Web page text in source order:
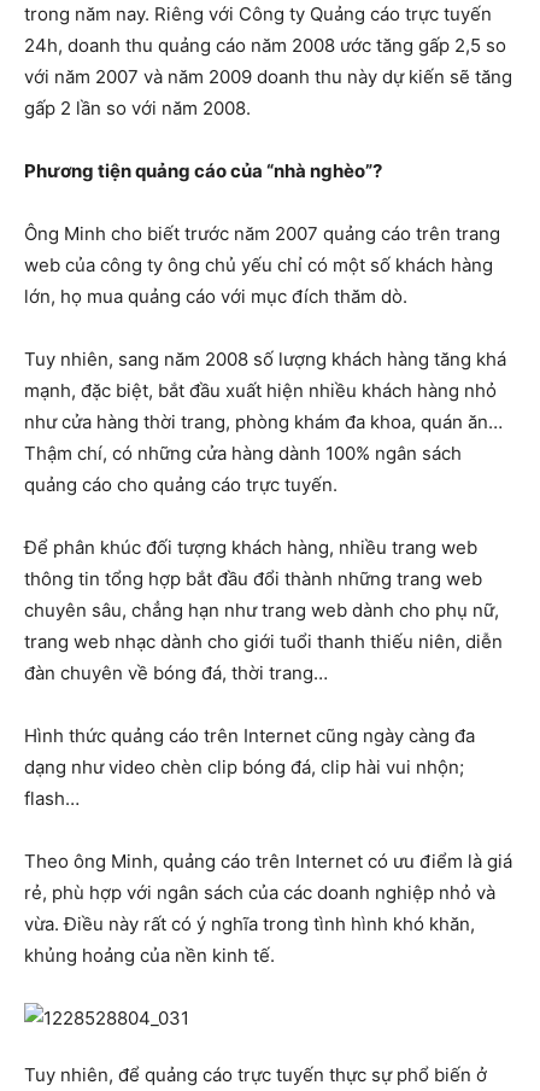
trong năm nay. Riêng với Công ty Quảng cáo trực tuyến
24h, doanh thu quảng cáo năm 2008 ước tăng gấp 2,5 so
với năm 2007 và năm 2009 doanh thu này dự kiến sẽ tăng
gấp 2 lần so với năm 2008.
Phương tiện quảng cáo của “nhà nghèo”?
Ông Minh cho biết trước năm 2007 quảng cáo trên trang
web của công ty ông chủ yếu chỉ có một số khách hàng
lớn, họ mua quảng cáo với mục đích thăm dò.
Tuy nhiên, sang năm 2008 số lượng khách hàng tăng khá
mạnh, đặc biệt, bắt đầu xuất hiện nhiều khách hàng nhỏ
như cửa hàng thời trang, phòng khám đa khoa, quán ăn…
Thậm chí, có những cửa hàng dành 100% ngân sách
quảng cáo cho quảng cáo trực tuyến.
Để phân khúc đối tượng khách hàng, nhiều trang web
thông tin tổng hợp bắt đầu đổi thành những trang web
chuyên sâu, chẳng hạn như trang web dành cho phụ nữ,
trang web nhạc dành cho giới tuổi thanh thiếu niên, diễn
đàn chuyên về bóng đá, thời trang…
Hình thức quảng cáo trên Internet cũng ngày càng đa
dạng như video chèn clip bóng đá, clip hài vui nhộn;
flash…
Theo ông Minh, quảng cáo trên Internet có ưu điểm là giá
rẻ, phù hợp với ngân sách của các doanh nghiệp nhỏ và
vừa. Điều này rất có ý nghĩa trong tình hình khó khăn,
khủng hoảng của nền kinh tế.
Tuy nhiên, để quảng cáo trực tuyến thực sự phổ biến ở